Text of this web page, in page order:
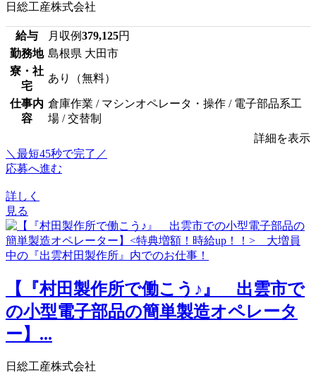
日総工産株式会社
給与 月収例379,125円
勤務地 島根県 大田市
寮・社
宅
あり（無料）
仕事内
容
倉庫作業 / マシンオペレータ・操作 / 電子部品系工
場 / 交替制
詳細を表示
＼最短45秒で完了／
応募へ進む
詳しく
見る
【『村田製作所で働こう♪』 出雲市で
の小型電子部品の簡単製造オペレータ
ー】...
日総工産株式会社